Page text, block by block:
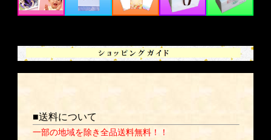
■送料について
一部の地域を除き全品送料無料！！